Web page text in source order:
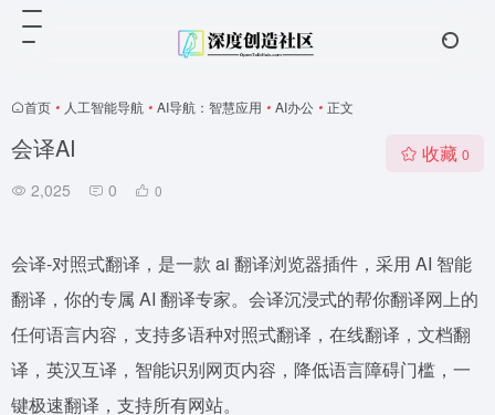
首页 • 人工智能导航 • AI导航：智慧应用 • AI办公 • 正文
会译AI
2,025 0 0
收藏 0
会译-对照式翻译，是一款 ai 翻译浏览器插件，采用 AI 智能
翻译，你的专属 AI 翻译专家。会译沉浸式的帮你翻译网上的
任何语言内容，支持多语种对照式翻译，在线翻译，文档翻
译，英汉互译，智能识别网页内容，降低语言障碍门槛，一
键极速翻译，支持所有网站。